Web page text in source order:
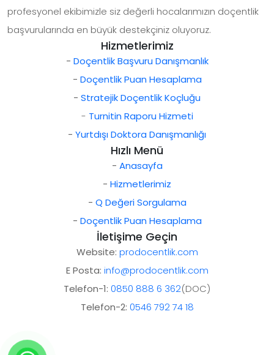
profesyonel ekibimizle siz değerli hocalarımızın doçentlik
başvurularında en büyük destekçiniz oluyoruz.
Hizmetlerimiz
- Doçentlik Başvuru Danışmanlık
- Doçentlik Puan Hesaplama
- Stratejik Doçentlik Koçluğu
- Turnitin Raporu Hizmeti
- Yurtdışı Doktora Danışmanlığı
Hızlı Menü
- Anasayfa
- Hizmetlerimiz
- Q Değeri Sorgulama
- Doçentlik Puan Hesaplama
İletişime Geçin
Website: prodocentlik.com
E Posta: info@prodocentlik.com
Telefon-1: 0850 888 6 362(DOC)
Telefon-2: 0546 792 74 18